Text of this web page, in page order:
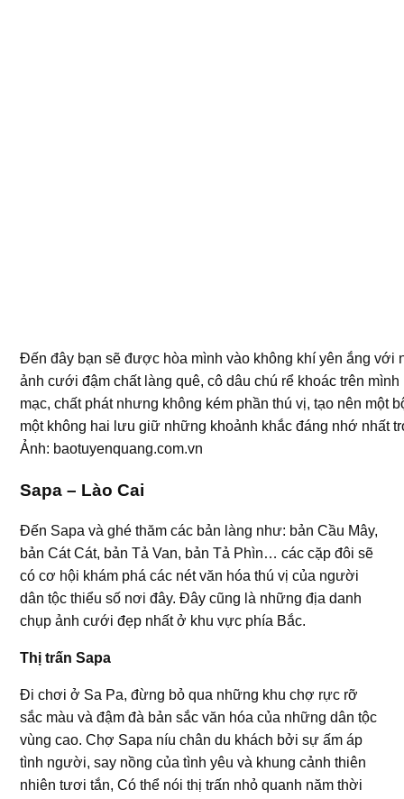
Đến đây bạn sẽ được hòa mình vào không khí yên ắng với
ảnh cưới đậm chất làng quê, cô dâu chú rể khoác trên mình
mạc, chất phát nhưng không kém phần thú vị, tạo nên một
một không hai lưu giữ những khoảnh khắc đáng nhớ nhất
Ảnh: baotuyenquang.com.vn
Sapa – Lào Cai
Đến Sapa và ghé thăm các bản làng như: bản Cầu Mây,
bản Cát Cát, bản Tả Van, bản Tả Phìn… các cặp đôi sẽ
có cơ hội khám phá các nét văn hóa thú vị của người
dân tộc thiểu số nơi đây. Đây cũng là những địa danh
chụp ảnh cưới đẹp nhất ở khu vực phía Bắc.
Thị trấn Sapa
Đi chơi ở Sa Pa, đừng bỏ qua những khu chợ rực rỡ
sắc màu và đậm đà bản sắc văn hóa của những dân tộc
vùng cao. Chợ Sapa níu chân du khách bởi sự ấm áp
tình người, say nồng của tình yêu và khung cảnh thiên
nhiên tươi tắn, Có thể nói thị trấn nhỏ quanh năm thời